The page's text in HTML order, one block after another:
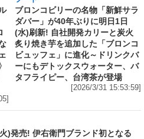
ブロンコビリーの名物「新鮮サラ
ダバー」が40年ぶりに明日1日
(水)刷新! 自社開発カリーと炭火
炙り焼き芋を追加した「ブロンコ
ビュッフェ」に進化～ドリンクバ
ーにもデトックスウォーター、バ
タフライピー、台湾茶が登場
[2026/3/31 15:53:59]
)発売! 伊右衛門ブランド初となる